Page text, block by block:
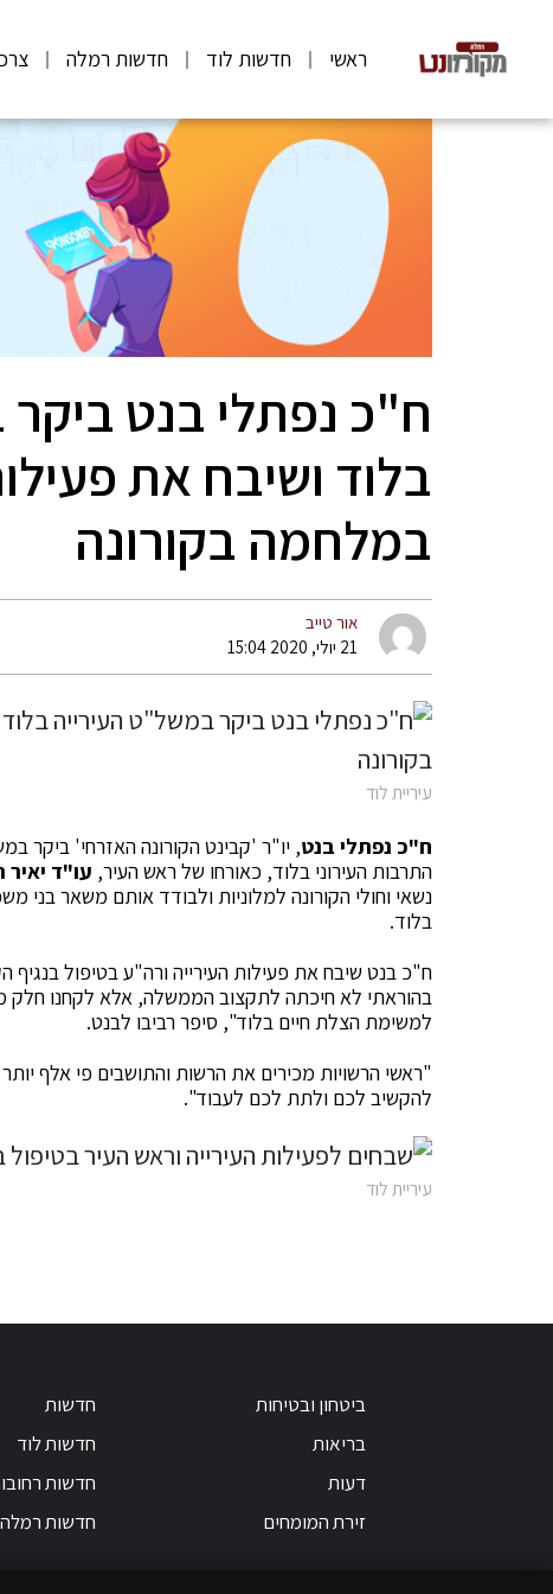
ראשי חדשות לוד חדשות רמלה
ח"כ נפתלי בנט
בלוד ושיבח את
במלחמה בקורונה
אור טייב
21 יולי, 2020 15:04
עיריית לוד
ח"כ נפתלי בנט, יו"ר 'קבינט הקורונה האזרחי' ביקר
התרבות העירוני בלוד, כאורחו של ראש העיר, עו"ד יאיר
נשאי וחולי הקורונה למלוניות ולבודד אותם משאר
בלוד.
ח"כ בנט שיבח את פעילות העירייה ורה"ע בטיפול
בהוראתי לא חיכתה לתקצוב הממשלה, אלא לקחנו חלק
למשימת הצלת חיים בלוד", סיפר רביבו לבנט.
"ראשי הרשויות מכירים את הרשות והתושבים פי אלף
להקשיב לכם ולתת לכם לעבוד".
עיריית לוד
ביטחון ובטיחות
בריאות
דעות
זירת המומחים
חדשות
חדשות לוד
חדשות
חדשות רמלה